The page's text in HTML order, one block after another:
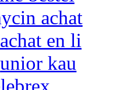
achat
en li
kau